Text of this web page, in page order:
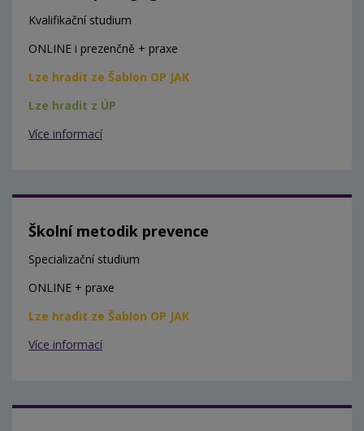
Kvalifikační studium
ONLINE i prezenčně + praxe
Lze hradit ze Šablon OP JAK
Lze hradit z ÚP
Více informací
Školní metodik prevence
Specializační studium
ONLINE + praxe
Lze hradit ze Šablon OP JAK
Více informací